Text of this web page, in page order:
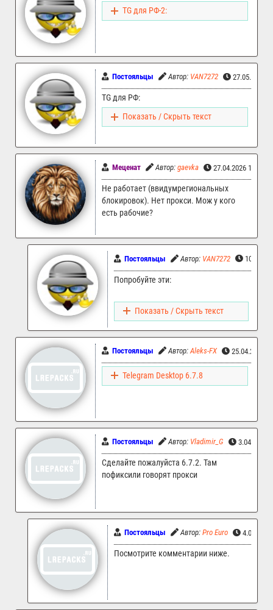
TG для РФ-2:
Постояльцы Автор: VAN7272 27.05.2026
TG для РФ:
Показать / Скрыть текст
Меценат Автор: gaevka 27.04.2026 19:26
Не работает (ввидумрегиональных
блокировок). Нет прокси. Мож у кого
есть рабочие?
Постояльцы Автор: VAN7272
Попробуйте эти:
Показать / Скрыть текст
Постояльцы Автор: Aleks-FX 25.04.2026
Telegram Desktop 6.7.8
Постояльцы Автор: Vladimir_G 3.04.2026
Сделайте пожалуйста 6.7.2. Там
пофиксили говорят прокси
Постояльцы Автор: Pro Euro
Посмотрите комментарии ниже.